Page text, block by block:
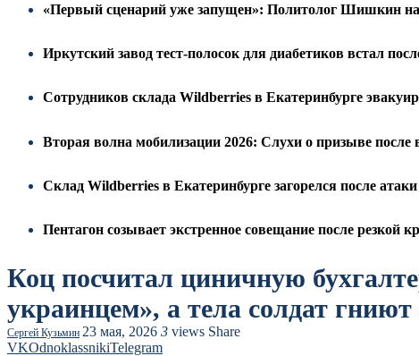
«Первый сценарий уже запущен»: Политолог Шишкин
Иркутский завод тест-полосок для диабетиков встал
Сотрудников склада Wildberries в Екатеринбурге
Вторая волна мобилизации 2026: Слухи о призыве
Склад Wildberries в Екатеринбурге загорелся после
Пентагон созывает экстренное совещание после резкой
Коц посчитал циничную
украинцем», а тела солдат
Сергей Кузьмин 23 мая, 2026 3 views Share
VKOdnoklassnikiTelegram